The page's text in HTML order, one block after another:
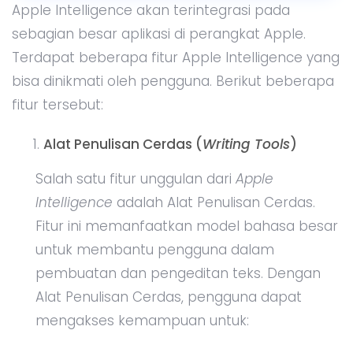
Apple Intelligence akan terintegrasi pada
sebagian besar aplikasi di perangkat Apple.
Terdapat beberapa fitur Apple Intelligence yang
bisa dinikmati oleh pengguna. Berikut beberapa
fitur tersebut:
Alat Penulisan Cerdas (Writing Tools)
Salah satu fitur unggulan dari Apple
Intelligence adalah Alat Penulisan Cerdas.
Fitur ini memanfaatkan model bahasa besar
untuk membantu pengguna dalam
pembuatan dan pengeditan teks. Dengan
Alat Penulisan Cerdas, pengguna dapat
mengakses kemampuan untuk: